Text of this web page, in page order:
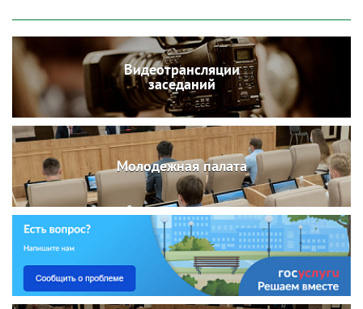
Видеотрансляции
заседаний
Молодежная палата